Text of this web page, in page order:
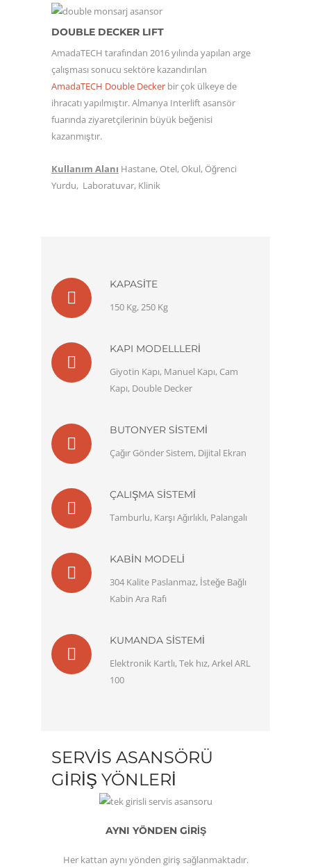
DOUBLE DECKER LIFT
AmadaTECH tarafından 2016 yılında yapılan arge
çalışması sonucu sektöre kazandırılan
AmadaTECH Double Decker bir çok ülkeye de
ihracatı yapılmıştır. Almanya Interlift asansör
fuarında ziyaretçilerinin büyük beğenisi
kazanmıştır.
Kullanım Alanı Hastane, Otel, Okul, Öğrenci
Yurdu, Laboratuvar, Klinik
KAPASITE
150 Kg, 250 Kg
KAPI MODELLLERI
Giyotin Kapı, Manuel Kapı, Cam
Kapı, Double Decker
BUTONYER SISTEMI
Çağır Gönder Sistem, Dijital Ekran
ÇALIŞMA SISTEMI
Tamburlu, Karşı Ağırlıklı, Palangalı
KABIN MODELI
304 Kalite Paslanmaz, İsteğe Bağlı
Kabin Ara Rafı
KUMANDA SISTEMI
Elektronik Kartlı, Tek hız, Arkel ARL
100
SERVIS ASANSÖRÜ
GIRIŞ YÖNLERI
AYNI YÖNDEN GİRİŞ
Her kattan aynı yönden giriş sağlanmaktadır.